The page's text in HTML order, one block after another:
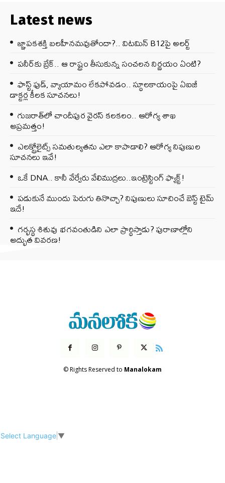
Latest news
జ్ఞాపకశక్తి బలహీనమవుతోందా?.. విటమిన్ B12పై అలర్ట్
పనీర్‌కు బ్రేక్.. ఆ రాష్ట్రం తీసుకున్న సంచలన నిర్ణయం ఏంటి?
ఫాస్ట్ ఫుడ్, వ్యాయామం లేకపోవడం.. స్థూలకాయంపై ఏఐజీ
డాక్టర్ల కీలక సూచనలు!
గుజరాత్‌లో చాందీపుర వైరస్ కలకలం.. ఆరోగ్య శాఖ
అప్రమత్తం!
ఎలక్ట్రోలైట్స్ సమతుల్యతను ఎలా కాపాడాలి? ఆరోగ్య నిపుణుల
సూచనలు ఇవే!
ఒకే DNA.. కానీ వేర్వేరు వేలిముద్రలు..ఇంట్రెస్టింగ్ ఫ్యాక్ట్!
పడుకునే ముందు పెరుగు తినొచ్చా? నిపుణులు సూచించే బెస్ట్ టైమ్
ఇదే!
గర్భస్థ శిశువు భగవంతుడిని ఎలా ప్రార్థిస్తాడు? పురాణాల్లోని
అద్భుత వివరణ!
© Rights Reserved to Manalokam
Select Language ▼